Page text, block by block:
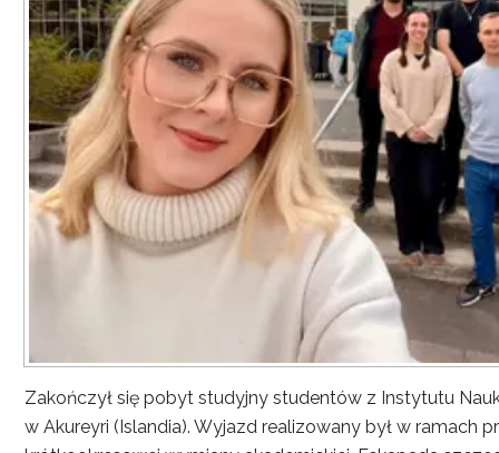
Zakończył się pobyt studyjny studentów z Instytutu
w Akureyri (Islandia). Wyjazd realizowany był w ramach